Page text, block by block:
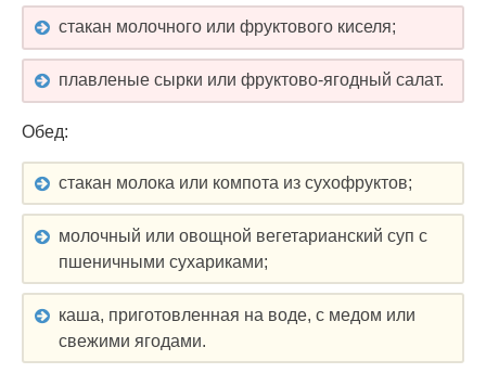
стакан молочного или фруктового киселя;
плавленые сырки или фруктово-ягодный салат.
Обед:
стакан молока или компота из сухофруктов;
молочный или овощной вегетарианский суп с
пшеничными сухариками;
каша, приготовленная на воде, с медом или
свежими ягодами.